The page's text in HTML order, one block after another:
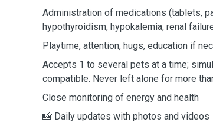
Administration of medications (tablets,
hypothyroidism, hypokalemia, renal
Playtime, attention, hugs, education if
Accepts 1 to several pets at a time;
compatible. Never left alone for more
Close monitoring of energy and health
📸 Daily updates with photos and videos